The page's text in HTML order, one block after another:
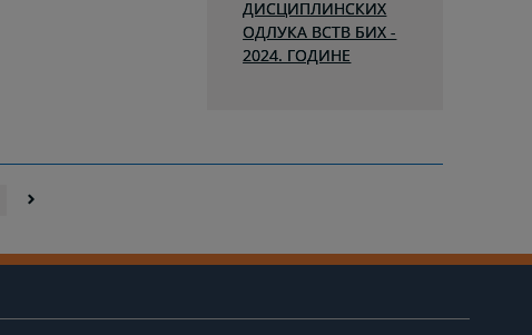
ДИСЦИПЛИНСКИХ
ОДЛУКА ВСТВ БИХ -
2024. ГОДИНЕ